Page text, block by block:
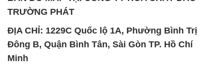
TRƯỜNG PHÁT
ĐỊA CHỈ: 1229C Quốc lộ 1A, Phường Bình Trị
Đông B, Quận Bình Tân, Sài Gòn TP. Hồ Chí
Minh